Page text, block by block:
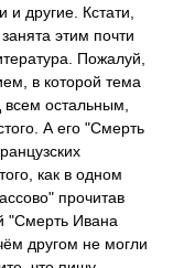
и другие. Кстати,
этим почти
Пожалуй,
в которой тема
остальным,
А его "Смерть
как в одном
прочитав
"Смерть Ивана
другом не могли